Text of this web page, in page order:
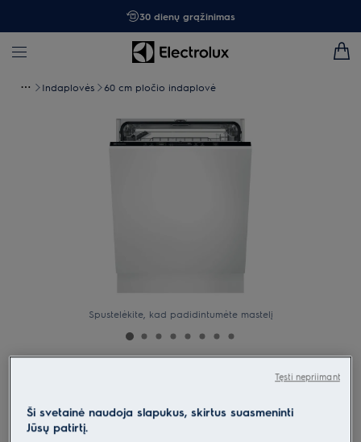
30 dienų grąžinimas
Indaplovės 60 cm pločio indaplovė
Spustelėkite, kad padidintumėte mastelį
serija „SatelliteClean“
Ši svetainė naudoja slapukus, skirtus suasmeninti
Jūsų patirtį.
Tęsti nepriimant